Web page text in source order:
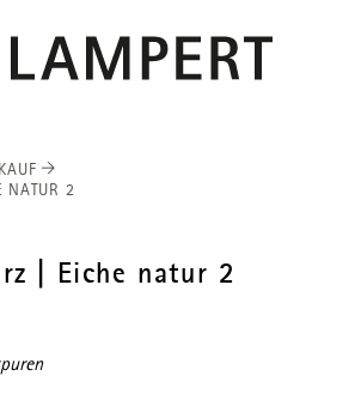
NATUR 2
| Eiche natur 2